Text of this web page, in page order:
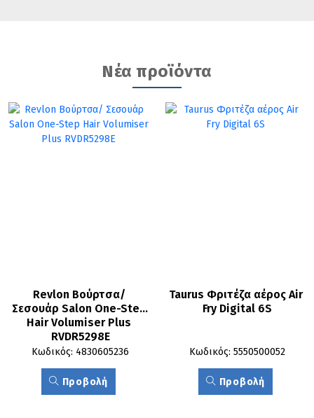
Νέα προϊόντα
Revlon Βούρτσα/
Σεσουάρ Salon One-Step
Hair Volumiser Plus
RVDR5298E
Κωδικός: 4830605236
Προβολή
Taurus Φριτέζα αέρος Air
Fry Digital 6S
Κωδικός: 5550500052
Προβολή